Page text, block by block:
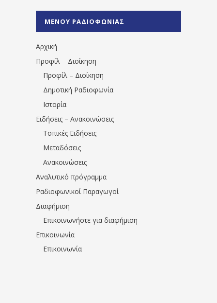
1531194763766854/" artist="" ]
ΜΕΝΟΥ ΡΑΔΙΟΦΩΝΙΑΣ
Αρχική
Προφίλ – Διοίκηση
Προφίλ – Διοίκηση
Δημοτική Ραδιοφωνία
Ιστορία
Ειδήσεις – Ανακοινώσεις
Τοπικές Ειδήσεις
Μεταδόσεις
Ανακοινώσεις
Αναλυτικό πρόγραμμα
Ραδιοφωνικοί Παραγωγοί
Διαφήμιση
Επικοινωνήστε για διαφήμιση
Επικοινωνία
Επικοινωνία